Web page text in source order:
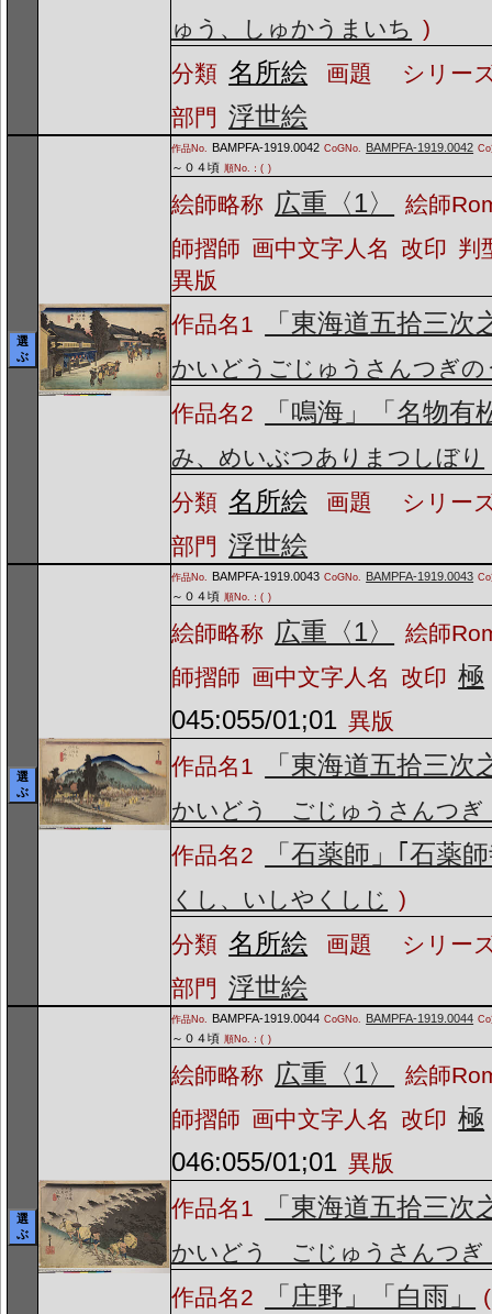
ゅう、しゅかうまいち )
分類 名所絵 画題
シリー
部門 浮世絵
選
ぶ
作品No. BAMPFA-1919.0042 CoGNo. BAMPFA-1919.0042
～０４頃 順No.：( )
絵師略称 広重〈1〉
絵師
師摺師 画中文字人名 改印 判
異版
作品名1
「東海道五拾三次
かいどうごじゅうさんつぎの
作品名2
「鳴海」「名物有
み、めいぶつありまつしぼり
分類 名所絵 画題
シリー
部門 浮世絵
選
ぶ
作品No. BAMPFA-1919.0043 CoGNo. BAMPFA-1919.0043
～０４頃 順No.：( )
絵師略称 広重〈1〉
絵師
師摺師 画中文字人名 改印 極
045:055/01;01 異版
作品名1
「東海道五拾三次
かいどう ごじゅうさんつ
作品名2
「石薬師」｢石薬
くし、いしやくしじ
)
分類 名所絵 画題
シリー
部門 浮世絵
選
ぶ
作品No. BAMPFA-1919.0044 CoGNo. BAMPFA-1919.0044
～０４頃 順No.：( )
絵師略称 広重〈1〉
絵師
師摺師 画中文字人名 改印 極
046:055/01;01 異版
作品名1
「東海道五拾三次
かいどう ごじゅうさんつ
作品名2
「庄野」「白雨」 (